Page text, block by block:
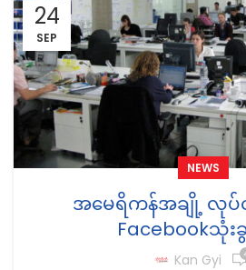
24
SEP
NEWS
အမေရိကန်အချို့ လုပ်
Facebookသုံး
Kan Gyi